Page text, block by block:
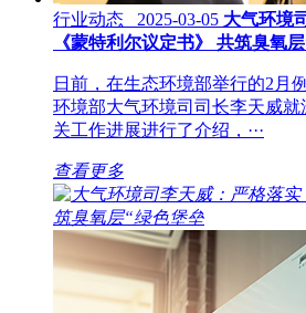
行业动态 2025-03-05 大气环境
《蒙特利尔议定书》 共筑臭氧
日前，在生态环境部举行的2月
环境部大气环境司司长李天威
关工作进展进行了介绍，···
查看更多